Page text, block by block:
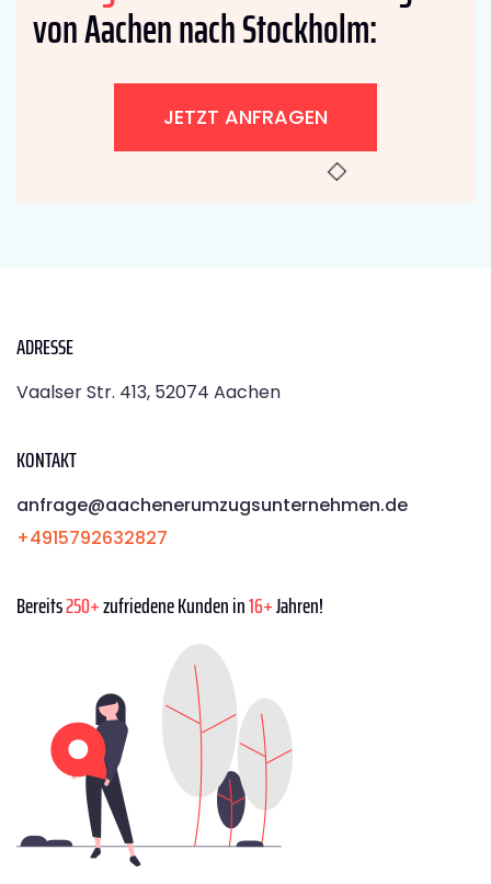
von Aachen nach Stockholm:
JETZT ANFRAGEN
ADRESSE
Vaalser Str. 413, 52074 Aachen
KONTAKT
anfrage@aachenerumzugsunternehmen.de
+4915792632827
Bereits250+zufriedene Kunden in16+Jahren!